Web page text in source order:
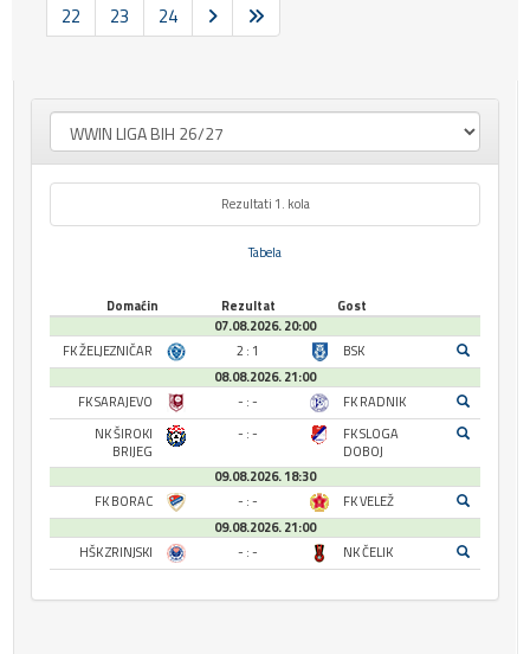
22
23 24
Rezultati 1. kola
Tabela
Domaćin Rezultat
Gost
07.08.2026. 20:00
FK ŽELJEZNIČAR
2 : 1
BSK
08.08.2026. 21:00
FK SARAJEVO
- : -
FK RADNIK
NK ŠIROKI
BRIJEG
- : -
FK SLOGA
DOBOJ
09.08.2026. 18:30
FK BORAC
- : -
FK VELEŽ
09.08.2026. 21:00
HŠK ZRINJSKI
- : - NK ČELIK